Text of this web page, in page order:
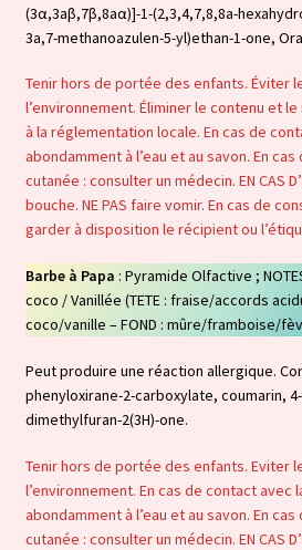
(3α,3aβ,7β,8aα)]-1-(2,3,4,7,8,8a-
3a,7-methanoazulen-5-yl)ethan-1-one,
Tenir hors de portée des enfants. Éviter
l’environnement. Éliminer le contenu et
à la réglementation locale. En cas de
abondamment à l’eau et au savon. En
cutanée : consulter un médecin. EN CAS
bouche. NE PAS faire vomir. En cas de
garder à disposition le récipient ou
Barbe à Papa : Pyramide Olfactive ;
coco / Vanillée (TETE : fraise/accords
coco/vanille – FOND : mûre/framboise/
Peut produire une réaction allergique.
phenyloxirane-2-carboxylate, coumarin,
dimethylfuran-2(3H)-one.
Tenir hors de portée des enfants. Eviter
l’environnement. En cas de contact avec
abondamment à l’eau et au savon. En
cutanée : consulter un médecin. EN CAS